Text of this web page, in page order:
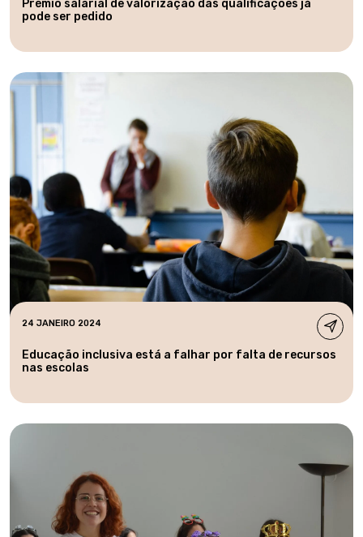
Prémio salarial de valorização das qualificações já
pode ser pedido
24 JANEIRO 2024
Educação inclusiva está a falhar por falta de recursos
nas escolas